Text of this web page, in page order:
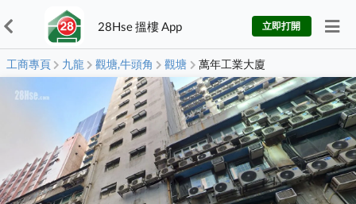
28Hse 搵樓 App 立即打開
工商專頁 九龍 觀塘,牛頭角 觀塘 萬年工業大廈